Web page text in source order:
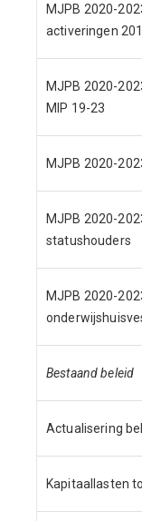
MJPB 2020-
activeringen
MJPB 2020-
MIP 19-23
MJPB 2020-
MJPB 2020-
statushouders
MJPB 2020-
Bestaand beleid
Actualisering
Kapitaallasten